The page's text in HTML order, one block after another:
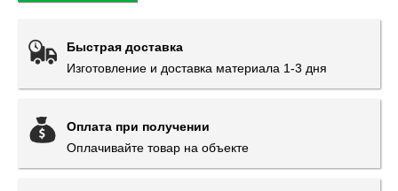
Быстрая доставка
Изготовление и доставка материала 1-3 дня
Оплата при получении
Оплачивайте товар на объекте